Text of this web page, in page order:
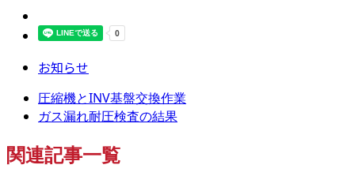
お知らせ
圧縮機とINV基盤交換作業
ガス漏れ耐圧検査の結果
関連記事一覧